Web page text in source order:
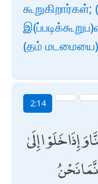
(தம்
2:14
وَإِذَا خَلَوْا إِلَىٰ
نَحْنُ